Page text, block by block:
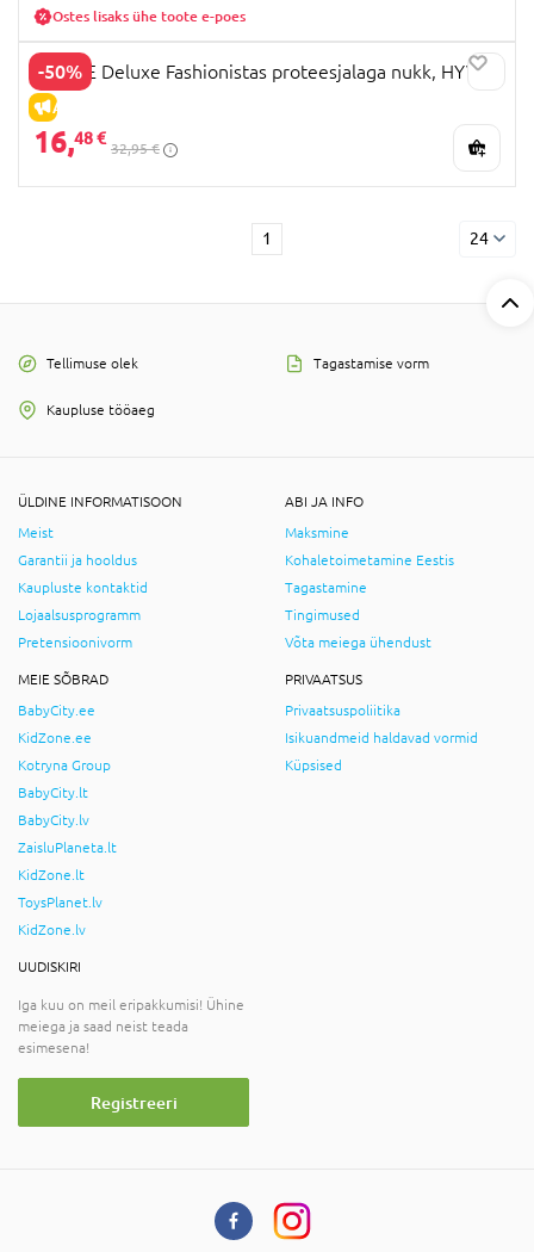
Ostes lisaks ühe toote e-poes
-50%
ALLAHINDLUS
BARBIE Deluxe Fashionistas proteesjalaga nukk, HYV26
16,48 €
32,95 €
1 24
Tellimuse olek Tagastamise vorm
Kaupluse tööaeg
ÜLDINE INFORMATISOON
Meist
Garantii ja hooldus
Kaupluste kontaktid
Lojaalsusprogramm
Pretensioonivorm
ABI JA INFO
Maksmine
Kohaletoimetamine Eestis
Tagastamine
Tingimused
Võta meiega ühendust
MEIE SÕBRAD
BabyCity.ee
KidZone.ee
Kotryna Group
BabyCity.lt
BabyCity.lv
ZaisluPlaneta.lt
KidZone.lt
ToysPlanet.lv
KidZone.lv
PRIVAATSUS
Privaatsuspoliitika
Isikuandmeid haldavad vormid
Küpsised
UUDISKIRI
Iga kuu on meil eripakkumisi! Ühine
meiega ja saad neist teada
esimesena!
Registreeri